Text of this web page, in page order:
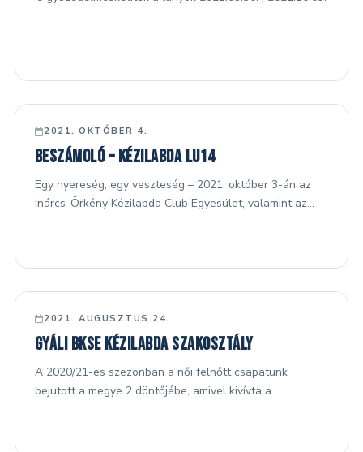
Dokumentumok
Kapcsolat
…
KÉZILABDA
2021. OKTÓBER 4.
Beszámoló – kézilabda LU14
Egy nyereség, egy veszteség – 2021. október 3-án az
Inárcs-Örkény Kézilabda Club Egyesület, valamint az…
KÉZILABDA
2021. AUGUSZTUS 24.
Gyáli BKSE Kézilabda Szakosztály
A 2020/21-es szezonban a női felnőtt csapatunk
bejutott a megye 2 döntőjébe, amivel kivívta a…